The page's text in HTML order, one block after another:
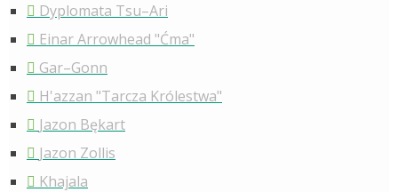
Dyplomata Tsu–Ari
Einar Arrowhead "Ćma"
Gar–Gonn
H'azzan "Tarcza Królestwa"
Jazon Bękart
Jazon Zollis
Khajala